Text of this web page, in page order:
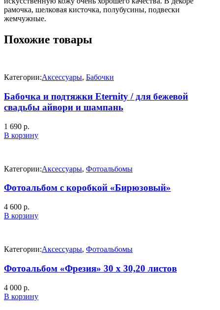
рамочка, шелковая кисточка, полубусины, подвески
жемчужные.
Похожие товары
Категории:Аксессуары, Бабочки
Бабочка и подтяжки Eternity / для бежевой
свадьбы айвори и шампань
1 690 р.
В корзину
Категории:Аксессуары, Фотоальбомы
Фотоальбом с коробкой «Бирюзовый»
4 600 р.
В корзину
Категории:Аксессуары, Фотоальбомы
Фотоальбом «Фрезия» 30 х 30,20 листов
4 000 р.
В корзину